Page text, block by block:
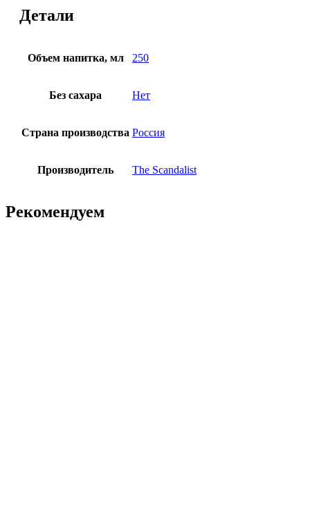
Детали
Объем напитка, мл 250
Без сахара Нет
Страна производства Россия
Производитель The Scandalist
Рекомендуем